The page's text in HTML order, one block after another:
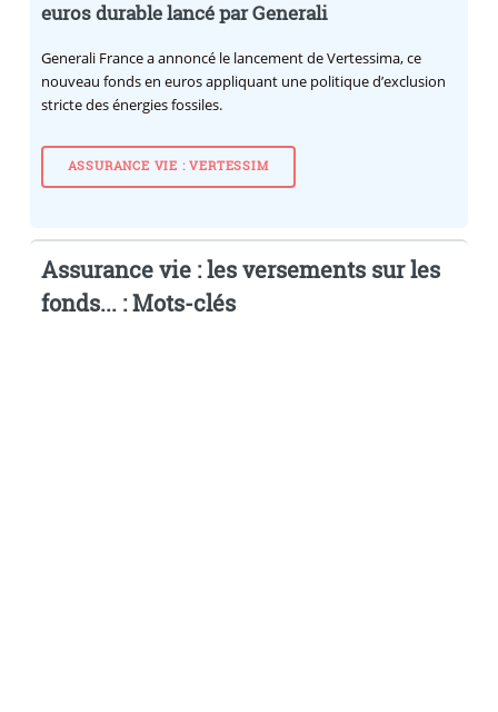
euros durable lancé par Generali
Generali France a annoncé le lancement de Vertessima, ce
nouveau fonds en euros appliquant une politique d’exclusion
stricte des énergies fossiles.
ASSURANCE VIE : VERTESSIM
Assurance vie : les versements sur les
fonds... : Mots-clés